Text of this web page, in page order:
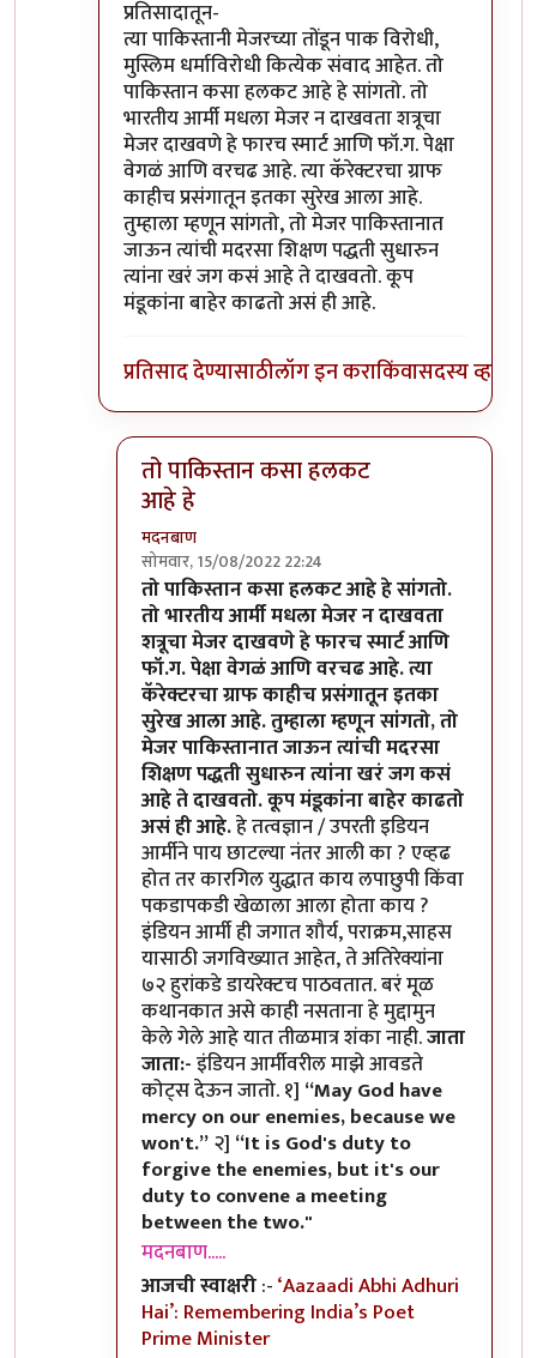
प्रतिसादातून-
त्या पाकिस्तानी मेजरच्या तोंडून पाक विरोधी,
मुस्लिम धर्माविरोधी कित्येक संवाद आहेत. तो
पाकिस्तान कसा हलकट आहे हे सांगतो. तो
भारतीय आर्मी मधला मेजर न दाखवता शत्रूचा
मेजर दाखवणे हे फारच स्मार्ट आणि फॉ.ग. पेक्षा
वेगळं आणि वरचढ आहे. त्या कॅरेक्टरचा ग्राफ
काहीच प्रसंगातून इतका सुरेख आला आहे.
तुम्हाला म्हणून सांगतो, तो मेजर पाकिस्तानात
जाऊन त्यांची मदरसा शिक्षण पद्धती सुधारुन
त्यांना खरं जग कसं आहे ते दाखवतो. कूप
मंडूकांना बाहेर काढतो असं ही आहे.
प्रतिसाद देण्यासाठीलॉग इन कराकिंवासदस्य व्हा
तो पाकिस्तान कसा हलकट
आहे हे
मदनबाण
सोमवार, 15/08/2022 22:24
In reply toमायबोलीवरूनbyकॉमी
तो पाकिस्तान कसा हलकट आहे हे सांगतो.
तो भारतीय आर्मी मधला मेजर न दाखवता
शत्रूचा मेजर दाखवणे हे फारच स्मार्ट आणि
फॉ.ग. पेक्षा वेगळं आणि वरचढ आहे. त्या
कॅरेक्टरचा ग्राफ काहीच प्रसंगातून इतका
सुरेख आला आहे. तुम्हाला म्हणून सांगतो, तो
मेजर पाकिस्तानात जाऊन त्यांची मदरसा
शिक्षण पद्धती सुधारुन त्यांना खरं जग कसं
आहे ते दाखवतो. कूप मंडूकांना बाहेर काढतो
असं ही आहे.हे तत्वज्ञान / उपरती इडियन
आर्मीने पाय छाटल्या नंतर आली का ? एव्हढ
होत तर कारगिल युद्धात काय लपाछुपी किंवा
पकडापकडी खेळाला आला होता काय ?
इंडियन आर्मी ही जगात शौर्य, पराक्रम,साहस
यासाठी जगविख्यात आहेत, ते अतिरेक्यांना
७२ हुरांकडे डायरेक्टच पाठवतात. बरं मूळ
कथानकात असे काही नसताना हे मुद्दामुन
केले गेले आहे यात तीळमात्र शंका नाही.जाता
जाता:-इंडियन आर्मीवरील माझे आवडते
कोट्स देऊन जातो. १] “May God have
mercy on our enemies, because we
won't.”२] “It is God's duty to
forgive the enemies, but it's our
duty to convene a meeting
between the two."
मदनबाण.....
आजची स्वाक्षरी:-‘Aazaadi Abhi Adhuri
Hai’: Remembering India’s Poet
Prime Minister